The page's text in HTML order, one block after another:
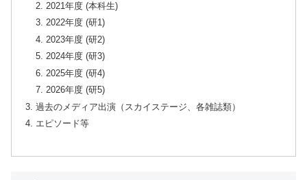
2021年度 (本科生)
2022年度 (研1)
2023年度 (研2)
2024年度 (研3)
2025年度 (研4)
2026年度 (研5)
過去のメディア出演（スカイステージ、各雑誌類）
エピソード等